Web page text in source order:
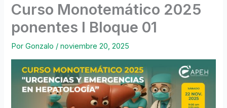
Curso Monotemático 2025
ponentes l Bloque 01
PorGonzalo /noviembre 20, 2025